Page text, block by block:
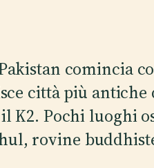
comincia
città più antiche
K2. Pochi luoghi
rovine